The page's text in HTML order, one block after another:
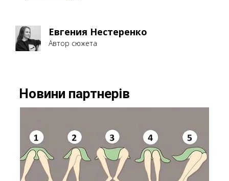
Евгения Нестеренко
Автор сюжета